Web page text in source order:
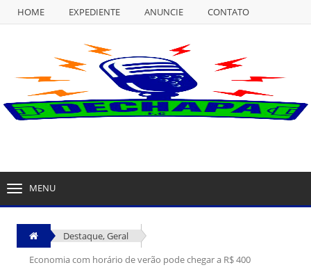
HOME EXPEDIENTE ANUNCIE
CONTATO
EXPEDIENTE ANUNCIE
MENU
Destaque,Geral
Economia com horário de verão pode chegar a R$ 400